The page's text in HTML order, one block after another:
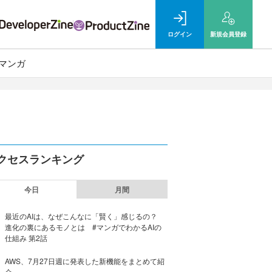
ログイン 新規会員登録
ンガ
セスランキング
今日 月間
最近のAIは、なぜこんなに「賢く」感じるの？
進化の裏にあるモノとは #マンガでわかるAIの
仕組み 第2話
AWS、7月27日週に発表した新機能をまとめて紹